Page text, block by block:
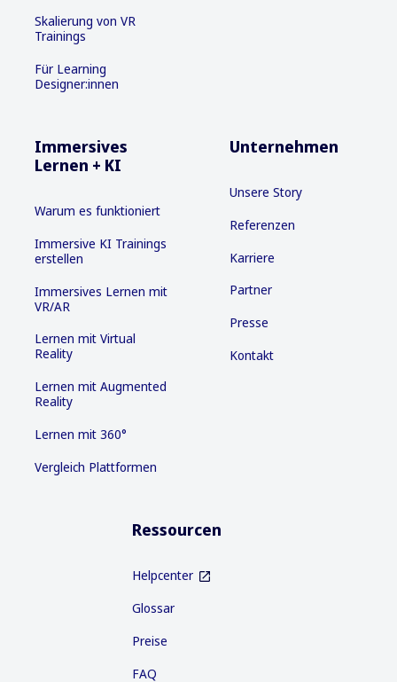
Skalierung von VR
Trainings
Für Learning
Designer:innen
Immersives
Lernen + KI
Warum es funktioniert
Immersive KI Trainings
erstellen
Immersives Lernen mit
VR/AR
Lernen mit Virtual
Reality
Lernen mit Augmented
Reality
Lernen mit 360°
Vergleich Plattformen
Unternehmen
Unsere Story
Referenzen
Karriere
Partner
Presse
Kontakt
Ressourcen
Helpcenter
Glossar
Preise
FAQ